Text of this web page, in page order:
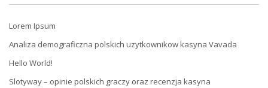
Lorem Ipsum
Analiza demograficzna polskich uzytkownikow kasyna Vavada
Hello World!
Slotyway – opinie polskich graczy oraz recenzja kasyna